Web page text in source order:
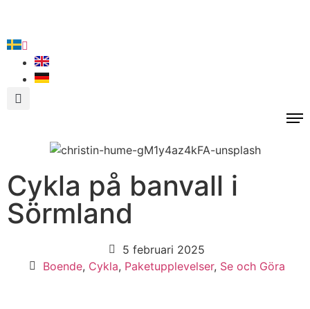
Cykla på banvall i
Sörmland
5 februari 2025
Boende, Cykla, Paketupplevelser, Se och Göra